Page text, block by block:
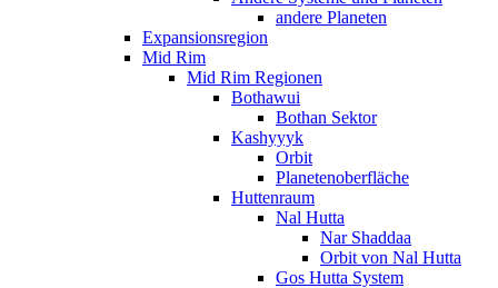
andere Planeten
Expansionsregion
Mid Rim
Mid Rim Regionen
Bothawui
Bothan Sektor
Kashyyyk
Orbit
Planetenoberfläche
Huttenraum
Nal Hutta
Nar Shaddaa
Orbit von Nal Hutta
Gos Hutta System